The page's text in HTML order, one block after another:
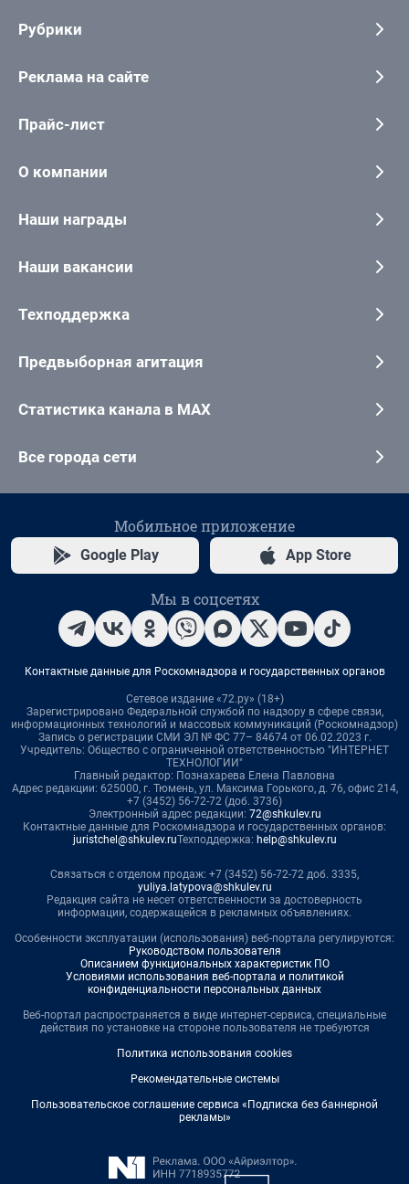
Рубрики
Реклама на сайте
Прайс-лист
О компании
Наши награды
Наши вакансии
Техподдержка
Предвыборная агитация
Статистика канала в MAX
Все города сети
Мобильное приложение
Google Play App Store
Мы в соцсетях
Контактные данные для Роскомнадзора и государственных органов
Сетевое издание «72.ру» (18+)
Зарегистрировано Федеральной службой по надзору в сфере связи,
информационных технологий и массовых коммуникаций (Роскомнадзор)
Запись о регистрации СМИ ЭЛ № ФС 77– 84674 от 06.02.2023 г.
Учредитель: Общество с ограниченной ответственностью "ИНТЕРНЕТ
ТЕХНОЛОГИИ"
Главный редактор: Познахарева Елена Павловна
Адрес редакции: 625000, г. Тюмень, ул. Максима Горького, д. 76, офис 214,
+7 (3452) 56-72-72 (доб. 3736)
Электронный адрес редакции: 72@shkulev.ru
Контактные данные для Роскомнадзора и государственных органов:
juristchel@shkulev.ruТехподдержка: help@shkulev.ru
Связаться с отделом продаж: +7 (3452) 56-72-72 доб. 3335,
yuliya.latypova@shkulev.ru
Редакция сайта не несет ответственности за достоверность
информации, содержащейся в рекламных объявлениях.
Особенности эксплуатации (использования) веб-портала регулируются:
Руководством пользователя
Описанием функциональных характеристик ПО
Условиями использования веб-портала и политикой
конфиденциальности персональных данных
Веб-портал распространяется в виде интернет-сервиса, специальные
действия по установке на стороне пользователя не требуются
Политика использования cookies
Рекомендательные системы
Пользовательское соглашение сервиса «Подписка без баннерной
рекламы»